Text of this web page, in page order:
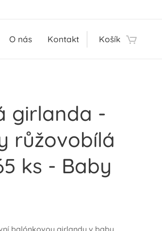
O nás Kontakt Košík
girlanda -
růžovobílá
ks - Baby
balónkovou girlandu v baby